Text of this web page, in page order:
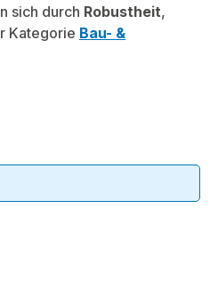
sich durch Robustheit,
Kategorie Bau- &